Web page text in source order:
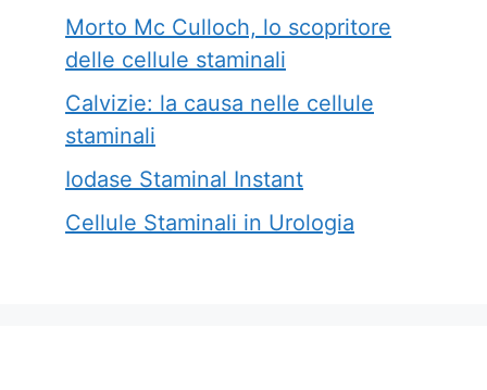
Morto Mc Culloch, lo scopritore
delle cellule staminali
Calvizie: la causa nelle cellule
staminali
Iodase Staminal Instant
Cellule Staminali in Urologia